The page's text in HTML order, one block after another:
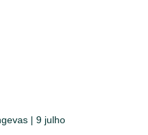
| 9 julho